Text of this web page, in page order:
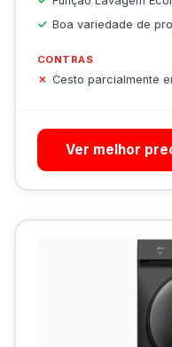
Boa variedade de
CONTRAS
Cesto parcialmente
Ver melhor